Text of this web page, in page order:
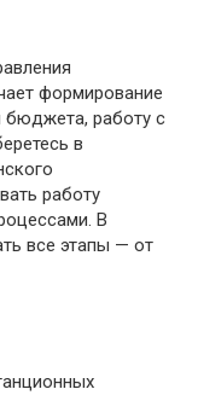
формирование
бюджета, работу с
в
работу
В
все этапы — от